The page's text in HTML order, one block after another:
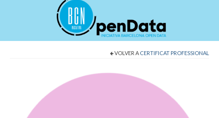
Iniciativa BCN OpenData
Model de formació
Governança Open Data
VOLVER A CERTIFICAT PROFESSIONAL